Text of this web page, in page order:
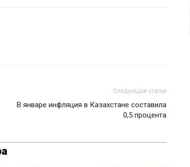
Следующая статья
В январе инфляция в Казахстане составила
0,5 процента